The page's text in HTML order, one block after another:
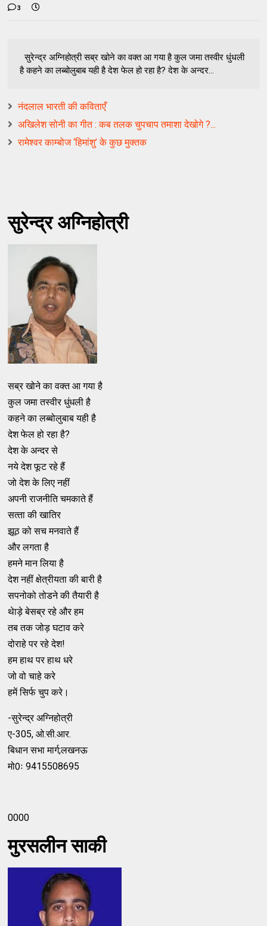
3
सुरेन्द्र अग्निहोत्री सब्र खोने का वक्‍त आ गया है कुल जमा तस्‍वीर धुंधली
है कहने का लब्‍बोलुबाब यही है देश फेल हो रहा है? देश के अन्‍दर...
नंदलाल भारती की कविताएँ
अखिलेश सोनी का गीत : कब तलक चुपचाप तमाशा देखोगे ?...
रामेश्वर काम्बोज ‘हिमांशु’ के कुछ मुक्तक
सुरेन्द्र अग्निहोत्री
सब्र खोने का वक्‍त आ गया है
कुल जमा तस्‍वीर धुंधली है
कहने का लब्‍बोलुबाब यही है
देश फेल हो रहा है?
देश के अन्‍दर से
नये देश फूट रहे हैं
जो देश के लिए नहीं
अपनी राजनीति चमकाते हैं
सत्‍ता की खातिर
झूठ को सच मनवाते हैं
और लगता है
हमने मान लिया है
देश नहीं क्षेत्रीयता की बारी है
सपनोको तोडने की तैयारी है
थेाड़े बेसब्र रहे और हम
तब तक जोड़ घटाव करे
दोराहे पर रहे देश!
हम हाथ पर हाथ धरे
जो वो चाहे करे
हमें सिर्फ चुप करे।
-सुरेन्‍द्र अग्‍निहोत्री
ए-305, ओ.सी.आर.
बिधान सभा मार्ग;लखनऊ
मो0ः 9415508695
0000
मुरसलीन साकी